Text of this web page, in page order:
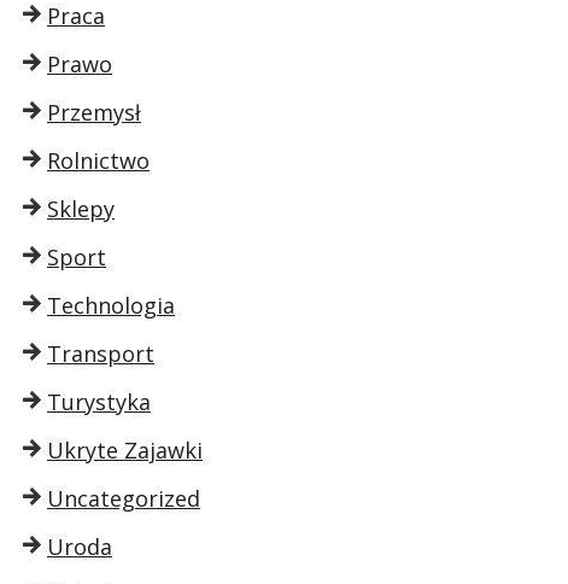
Praca
Prawo
Przemysł
Rolnictwo
Sklepy
Sport
Technologia
Transport
Turystyka
Ukryte Zajawki
Uncategorized
Uroda